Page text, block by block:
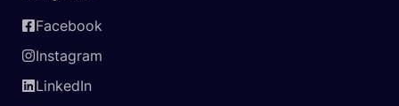
Facebook
Instagram
LinkedIn